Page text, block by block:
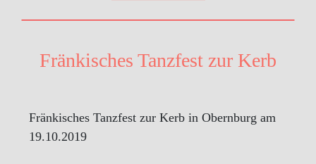
Fränkisches Tanzfest zur Kerb
Fränkisches Tanzfest zur Kerb in Obernburg am
19.10.2019